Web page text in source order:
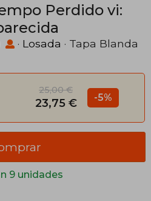
Perdido vi:
· Losada · Tapa Blanda
25,00 €
23,75 € -5%
9 unidades